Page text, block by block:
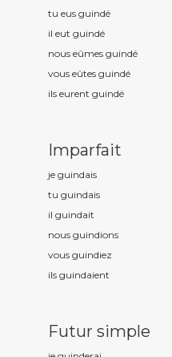
tu eus guindé
il eut guindé
nous eûmes guindé
vous eûtes guindé
ils eurent guindé
Imparfait
je guindais
tu guindais
il guindait
nous guindions
vous guindiez
ils guindaient
Futur simple